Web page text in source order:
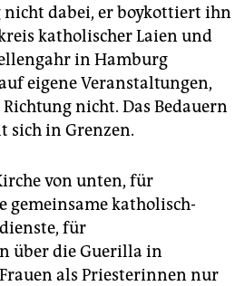
dabei, er boykottiert ihn
katholischer Laien und
in Hamburg
eigene Veranstaltungen,
nicht. Das Bedauern
sich in Grenzen.
von unten, für
gemeinsame katholisch-
für
über die Guerilla in
als Priesterinnen nur